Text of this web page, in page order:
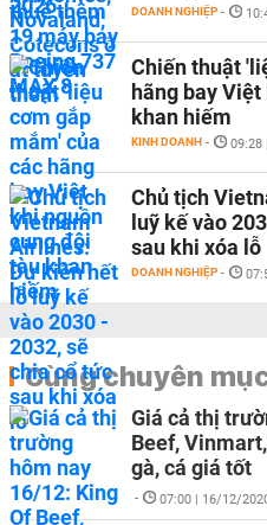
DOANH NGHIỆP -
Chiến thuật
hãng bay
khan hiếm
KINH DOANH - 09:28
Chủ tịch
luỹ kế vào
sau khi xóa lỗ
DOANH NGHIỆP -
Cùng chuyên
Giá cả thị
Beef,
gà, cá giá tốt
- 07:00 | 16/12/